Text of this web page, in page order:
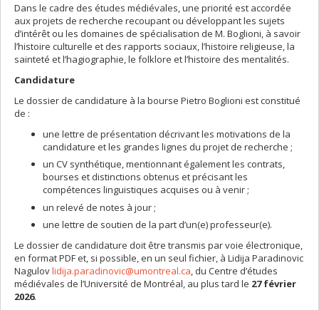
Dans le cadre des études médiévales, une priorité est accordée
aux projets de recherche recoupant ou développant les sujets
d’intérêt ou les domaines de spécialisation de M. Boglioni, à savoir
l’histoire culturelle et des rapports sociaux, l’histoire religieuse, la
sainteté et l’hagiographie, le folklore et l’histoire des mentalités.
Candidature
Le dossier de candidature à la bourse Pietro Boglioni est constitué
de :
une lettre de présentation décrivant les motivations de la
candidature et les grandes lignes du projet de recherche ;
un CV synthétique, mentionnant également les contrats,
bourses et distinctions obtenus et précisant les
compétences linguistiques acquises ou à venir ;
un relevé de notes à jour ;
une lettre de soutien de la part d’un(e) professeur(e).
Le dossier de candidature doit être transmis par voie électronique,
en format PDF et, si possible, en un seul fichier, à Lidija Paradinovic
Nagulovlidija.paradinovic@umontreal.ca, du Centre d’études
médiévales de l’Université de Montréal, au plus tard le 27 février
2026.